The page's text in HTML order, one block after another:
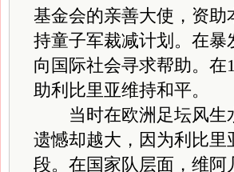
基金会的亲善大使，资
持童子军裁减计划。在
向国际社会寻求帮助。在
助利比里亚维持和平。
当时在欧洲足坛风生
遗憾却越大，因为利比
段。在国家队层面，维